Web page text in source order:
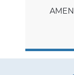
AMEN